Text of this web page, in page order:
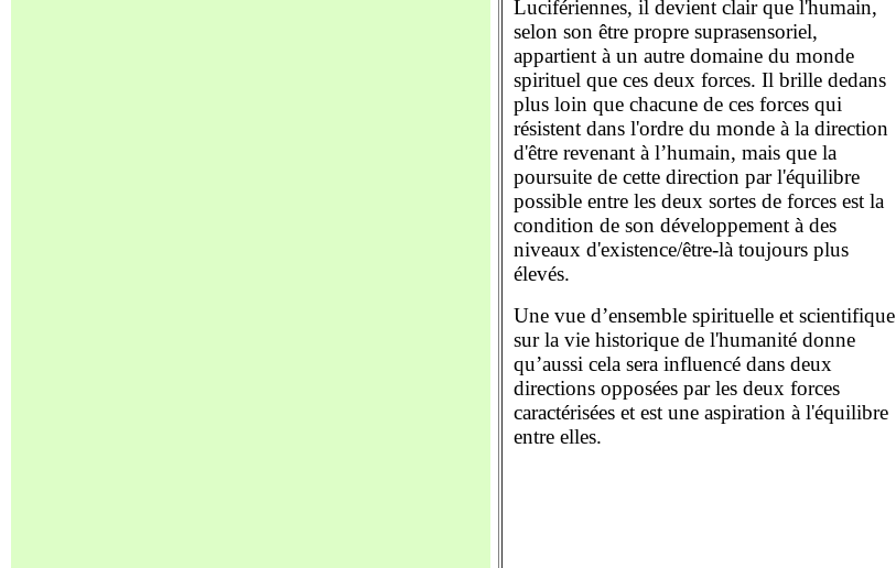
Lucifériennes, il devient clair que l'humain,
selon son être propre suprasensoriel,
appartient à un autre domaine du monde
spirituel que ces deux forces. Il brille dedans
plus loin que chacune de ces forces qui
résistent dans l'ordre du monde à la direction
d'être revenant à l’humain, mais que la
poursuite de cette direction par l'équilibre
possible entre les deux sortes de forces est la
condition de son développement à des
niveaux d'existence/être-là toujours plus
élevés.
Une vue d’ensemble spirituelle et scientifique
sur la vie historique de l'humanité donne
qu’aussi cela sera influencé dans deux
directions opposées par les deux forces
caractérisées et est une aspiration à l'équilibre
entre elles.